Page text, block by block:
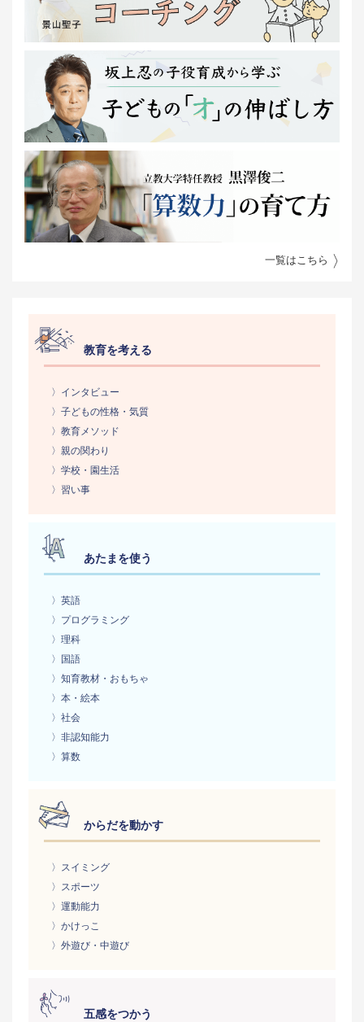
一覧はこちら
教育を考える
〉インタビュー
〉子どもの性格・気質
〉教育メソッド
〉親の関わり
〉学校・園生活
〉習い事
あたまを使う
〉英語
〉プログラミング
〉理科
〉国語
〉知育教材・おもちゃ
〉本・絵本
〉社会
〉非認知能力
〉算数
からだを動かす
〉スイミング
〉スポーツ
〉運動能力
〉かけっこ
〉外遊び・中遊び
五感をつかう